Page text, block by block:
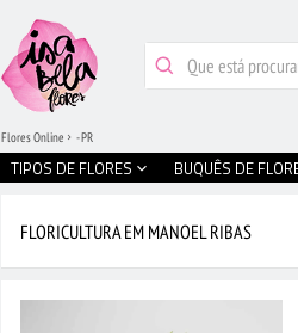
TIPOS DE FLORES BUQUÊS DE
Flores Online - PR
FLORICULTURA EM MANOEL RIBAS